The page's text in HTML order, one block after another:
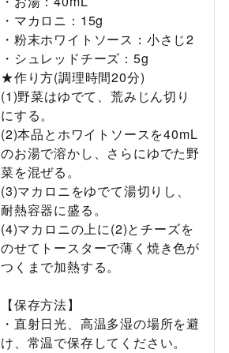
・マカロニ：15g
・粉末ホワイトソース：小さじ2
・シュレッドチーズ：5g
★作り方(調理時間20分)
(1)野菜はゆでて、荒みじん切り
にする。
(2)本品とホワイトソースを40mL
のお湯で溶かし、さらにゆでた野
菜を混ぜる。
(3)マカロニをゆでて湯切りし、
耐熱容器に盛る。
(4)マカロニの上に(2)とチーズを
のせてトースターで薄く焼き色が
つくまで加熱する。
【保存方法】
・直射日光、高温多湿の場所を避
け、常温で保存してください。